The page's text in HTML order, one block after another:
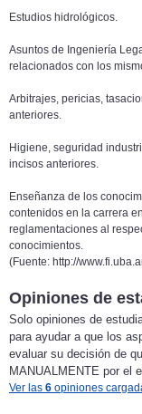
Estudios hidrológicos.
Asuntos de Ingeniería
relacionados con los
Arbitrajes, pericias,
anteriores.
Higiene, seguridad
incisos anteriores.
Enseñanza de los
contenidos en la carrera
reglamentaciones al
conocimientos.
(Fuente: http://
Opiniones de
Solo opiniones de
para ayudar a que los
evaluar su decisión de
MANUALMENTE por el
Ver las 6 opiniones